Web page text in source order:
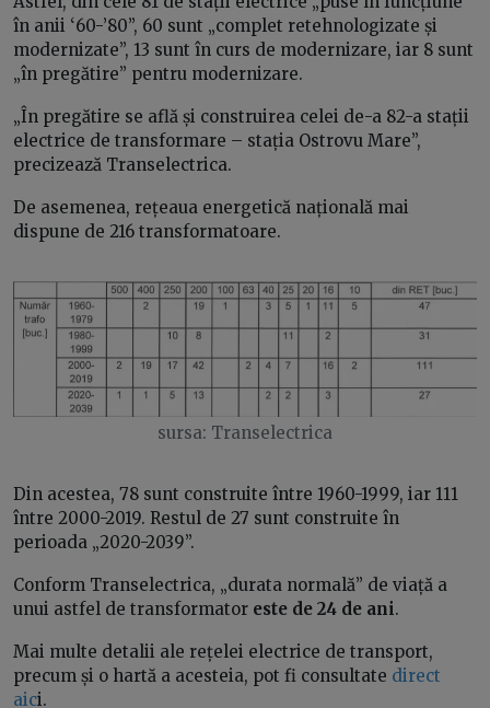
în anii ‘60-’80”, 60 sunt „complet retehnologizate și
modernizate”, 13 sunt în curs de modernizare, iar 8 sunt
„în pregătire” pentru modernizare.
„În pregătire se află și construirea celei de-a 82-a stații
electrice de transformare – stația Ostrovu Mare”,
precizează Transelectrica.
De asemenea, rețeaua energetică națională mai
dispune de 216 transformatoare.
sursa: Transelectrica
Din acestea, 78 sunt construite între 1960-1999, iar 111
între 2000-2019. Restul de 27 sunt construite în
perioada „2020-2039”.
Conform Transelectrica, „durata normală” de viață a
unui astfel de transformator este de 24 de ani.
Mai multe detalii ale rețelei electrice de transport,
precum și o hartă a acesteia, pot fi consultate direct
aici.